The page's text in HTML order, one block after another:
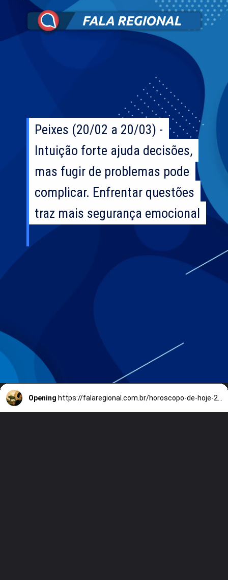
Peixes (20/02 a 20/03) -
Intuição forte ajuda decisões,
mas fugir de problemas pode
complicar. Enfrentar questões
traz mais segurança emocional
Peixes (20/02 a 20/03) -
Intuição forte ajuda decisões,
mas fugir de problemas pode
complicar. Enfrentar questões
traz mais segurança emocional
Opening